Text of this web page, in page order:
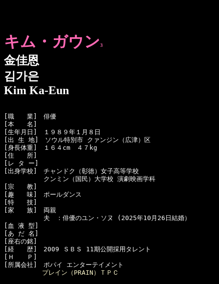
キム・ガウン3
金佳恩
김가은
Kim Ka-Eun
[職　　業]　俳優
[本　　名]
[生年月日]　１９８９年１月８日
[出 生 地]　ソウル特別市 クァンジン（広津）区
[身長体重]　１６４cm　４７kg
[住　　所]
[レ タ ー]
[出身学校]　チャンドク（彰徳）女子高等学校
  　　　　　クンミン（国民）大学校 演劇映画学科
[宗　　教]
[趣　　味]　ポールダンス
[特　　技]
[家　　族]　両親
  　　　　　夫　：俳優のユン・ソヌ (2025年10月26日結婚）
[血 液 型]
[あ だ 名]
[座右の銘]
[経　　歴]　2009 ＳＢＳ 11期公開採用タレント
[Ｈ　　Ｐ]
[所属会社]　ポパイ エンターテイメント
プレイン（PRAIN）ＴＰＣ